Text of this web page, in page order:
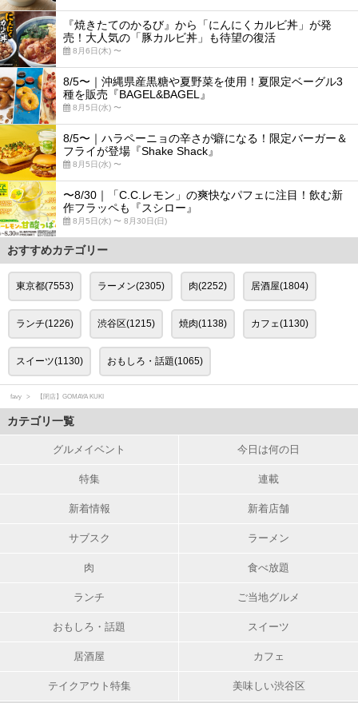
『焼きたてのかるび』から「にんにくカルビ丼」が発
売！大人気の「豚カルビ丼」も待望の復活
8月6日(木) 〜
8/5〜｜沖縄県産黒糖や夏野菜を使用！夏限定ベーグル3
種を販売『BAGEL&BAGEL』
8月5日(水) 〜
8/5〜｜ハラペーニョの辛さが癖になる！限定バーガー＆
フライが登場『Shake Shack』
8月5日(水) 〜
〜8/30｜「C.C.レモン」の爽快なパフェに注目！飲む新
作フラッペも『スシロー』
8月5日(水) 〜 8月30日(日)
おすすめカテゴリー
東京都(7553) ラーメン(2305) 肉(2252) 居酒屋(1804)
ランチ(1226) 渋谷区(1215) 焼肉(1138) カフェ(1130)
スイーツ(1130) おもしろ・話題(1065)
favy 【閉店】GOMAYA KUKI
カテゴリ一覧
グルメイベント 今日は何の日
特集 連載
新着情報 新着店舗
サブスク ラーメン
肉 食べ放題
ランチ ご当地グルメ
おもしろ・話題 スイーツ
居酒屋 カフェ
テイクアウト特集 美味しい渋谷区